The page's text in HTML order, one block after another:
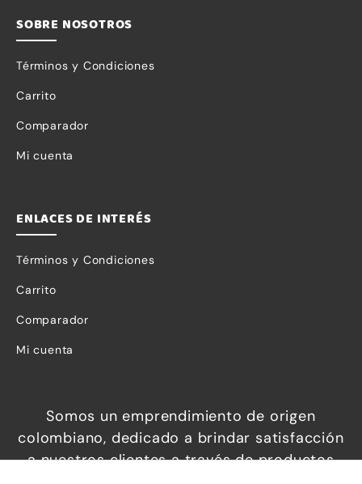
SOBRE NOSOTROS
Términos y Condiciones
Carrito
Comparador
Mi cuenta
ENLACES DE INTERÉS
Términos y Condiciones
Carrito
Comparador
Mi cuenta
Somos un emprendimiento de origen
colombiano, dedicado a brindar satisfacción
a nuestros clientes a través de productos
Necesarias
Estas
cookies no